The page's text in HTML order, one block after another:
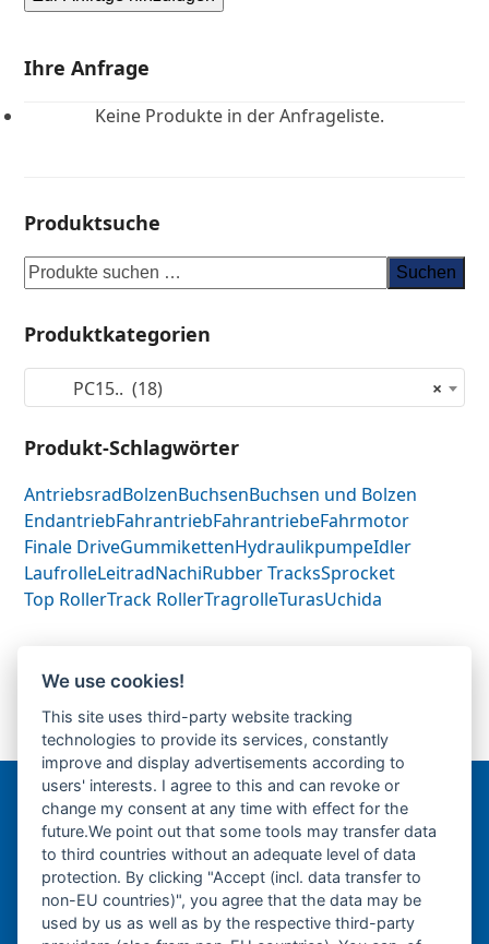
Ihre Anfrage
Keine Produkte in der Anfrageliste.
Produktsuche
Suchen
Produktkategorien
×
PC15.. (18)
Produkt-Schlagwörter
AntriebsradBolzenBuchsenBuchsen und Bolzen
EndantriebFahrantriebFahrantriebeFahrmotor
Finale DriveGummikettenHydraulikpumpeIdler
LaufrolleLeitradNachiRubber TracksSprocket
Top RollerTrack RollerTragrolleTurasUchida
previous
post:
Komatsu PC10-7-
Fahrantrieb-
Endantrieb-Finale
Drive-
next
post:
Endantrieb-Finale
Bergmann Baumatec
Watzmannstraße 1
84547 Emmerting
We use cookies!
This site uses third-party website tracking
technologies to provide its services, constantly
improve and display advertisements according to
users' interests. I agree to this and can revoke or
change my consent at any time with effect for the
future.We point out that some tools may transfer data
to third countries without an adequate level of data
protection. By clicking "Accept (incl. data transfer to
non-EU countries)", you agree that the data may be
used by us as well as by the respective third-party